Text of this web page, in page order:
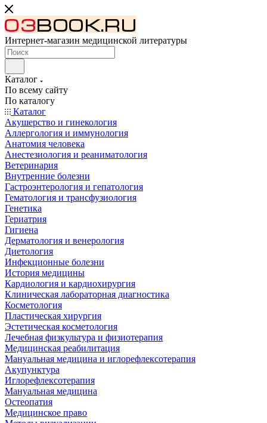
Интернет-магазин медицинской литературы
Каталог
По всему сайту
По каталогу
Каталог
Акушерство и гинекология
Аллергология и иммунология
Анатомия человека
Анестезиология и реаниматология
Ветеринария
Внутренние болезни
Гастроэнтерология и гепатология
Гематология и трансфузиология
Генетика
Гериатрия
Гигиена
Дерматология и венерология
Диетология
Инфекционные болезни
История медицины
Кардиология и кардиохирургия
Клиническая лабораторная диагностика
Косметология
Пластическая хирургия
Эстетическая косметология
Лечебная физкультура и физиотерапия
Медицинская реабилитация
Мануальная медицина и иглорефлексотерапия
Акупунктура
Иглорефлексотерапия
Мануальная медицина
Остеопатия
Медицинское право